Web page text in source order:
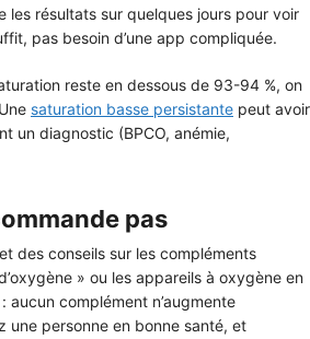
les résultats sur quelques jours pour voir
pas besoin d’une app compliquée.
reste en dessous de 93-94 %, on
saturation basse persistante peut avoir
un diagnostic (BPCO, anémie,
pas
des conseils sur les compléments
» ou les appareils à oxygène en
aucun complément n’augmente
une personne en bonne santé, et